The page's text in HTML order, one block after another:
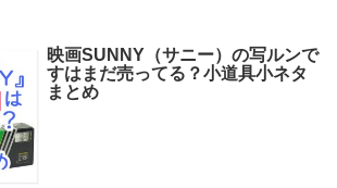
映画SUNNY（サニー）の写ルンで
すはまだ売ってる？小道具小ネタ
まとめ